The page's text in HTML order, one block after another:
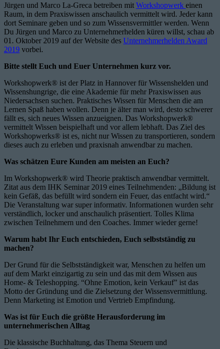
Jürgen und Marco La-Greca betreiben mit Workshopwerk einen
Raum, in dem Praxiswissen anschaulich vermittelt wird. Jeder kann
dort Seminare geben und so zum Wissensvermittler werden. Wenn
Du Jürgen und Marco zu Unternehmerhelden küren willst, schau ab
01. Oktober 2019 auf der Website des Unternehmerhelden Award
2019 vorbei.
Bitte stellt Euch und Euer Unternehmen kurz vor.
Workshopwerk® ist der Platz in Hannover für Wissenshelden und
Wissenshungrige, die eine Akademie für mehr Praxiswissen aus
Niedersachsen suchen. Praktisches Wissen für Menschen die am
Lernen Spaß haben wollen. Denn je älter man wird, desto schwerer
fällt es, sich neues Wissen anzueignen. Das Workshopwerk®
vermittelt Wissen beispielhaft und vor allem lebhaft. Das Ziel des
Workshopwerks® ist es, nicht nur Wissen zu transportieren, sondern
dieses auch zu erleben und praxisnah anwendbar zu machen.
Was schätzen Eure Kunden am meisten an Euch?
Im Workshopwerk® wird Theorie praktisch anwendbar vermittelt.
Zitat aus dem IHK Seminar 2019 eines Teilnehmenden: „Bildung ist
kein Gefäß, das befüllt wird sondern ein Feuer, das entfacht wird.“
Die Veranstaltung war super informativ. Informationen wurden sehr
verständlich, locker und anschaulich präsentiert. Tolles Klima
zwischen Teilnehmern und den Coaches. Immer wieder gerne!
Warum habt Ihr Euch entschieden, Euch selbstständig zu
machen?
Der Grund für die Selbstständigkeit war, Menschen zu helfen um
auf dem Markt einzigartig zu sein und das mit dem Wissen aus
Home- & Teleshopping. “Ohne Emotion, kein Verkauf” ist das
Motto der Gründung und die Zielsetzung der Wissensvermittlung.
Denn Marketing ist Emotion und Vertrieb Empfindung.
Was ist für Euch die größte Herausforderung im
unternehmerischen Alltag
Die klassische Buchhaltung, das Thema Steuern und